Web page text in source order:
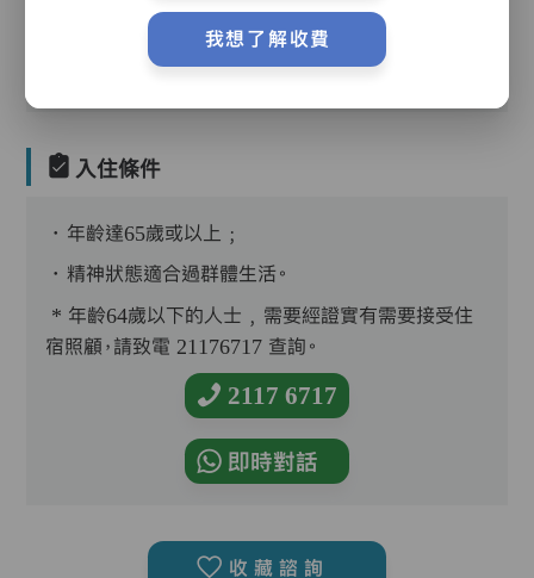
浴、餵飯、換尿片
入住條件
．年齡達65歲或以上﹔
．精神狀態適合過群體生活。
* 年齡64歲以下的人士﹐需要經證實有需要接受住
宿照顧，請致電 21176717 查詢。
2117 6717
即時對話
收藏諮詢
我想了解收費